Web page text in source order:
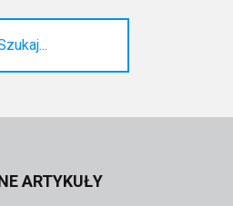
ARTYKUŁY